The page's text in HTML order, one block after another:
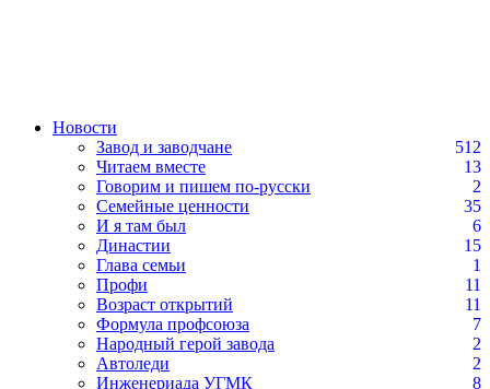
Новости
Завод и заводчане
512
Читаем вместе
13
Говорим и пишем по-русски
2
Семейные ценности
35
И я там был
6
Династии
15
Глава семьи
1
Профи
11
Возраст открытий
11
Формула профсоюза
7
Народный герой завода
2
Автоледи
2
Инженериада УГМК
8